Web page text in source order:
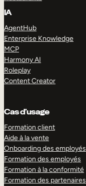
IA
AgentHub
Enterprise Knowledge
MCP
Harmony AI
Roleplay
Content Creator
Cas d’usage
Formation client
Aide à la vente
Onboarding des employés
Formation des employés
Formation à la conformité
Formation des partenaires